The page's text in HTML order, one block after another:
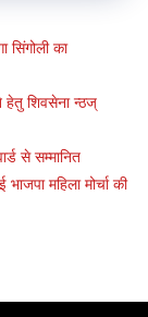
सिंगोली का
हेतु शिवसेना न्ठज्
से सम्मानित
महिला मोर्चा की